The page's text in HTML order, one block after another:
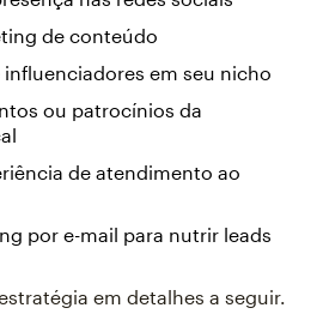
de conteúdo
influenciadores em seu nicho
ou patrocínios da
de atendimento ao
por e-mail para nutrir leads
em detalhes a seguir.